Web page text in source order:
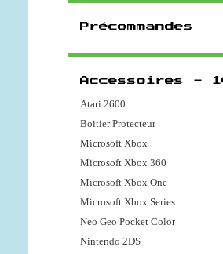
Précommandes
Accessoires -
Atari 2600
Boitier Protecteur
Microsoft Xbox
Microsoft Xbox 360
Microsoft Xbox One
Microsoft Xbox Series
Neo Geo Pocket Color
Nintendo 2DS